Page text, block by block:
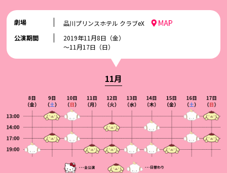
劇場
品川プリンスホテル クラブeX
公演期間
2019年11月8日（金）
～11月17日（日）
11月